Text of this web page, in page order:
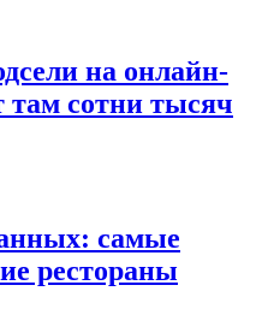
на онлайн-
сотни тысяч
самые
рестораны